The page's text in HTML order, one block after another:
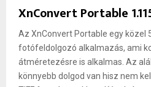
XnConvert Portable
Az XnConvert Portable egy
fotófeldolgozó alkalmazás, ami
átméretezésre is alkalmas. Az
könnyebb dolgod van hisz nem